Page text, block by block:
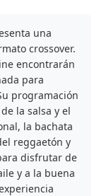
una
crossover.
encontrarán
para
programación
la salsa y el
la bachata
reggaetón y
disfrutar de
y a la buena